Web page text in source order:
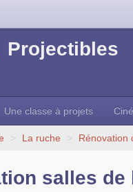
Projectibles
Une classe à projets
> La ruche > Rénovation
salles de